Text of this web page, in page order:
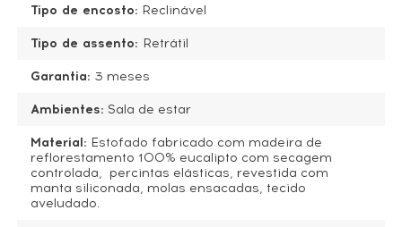
Tipo de encosto: Reclinável
Tipo de assento: Retrátil
Garantia: 3 meses
Ambientes: Sala de estar
Material: Estofado fabricado com madeira de
reflorestamento 100% eucalipto com secagem
controlada, percintas elásticas, revestida com
manta siliconada, molas ensacadas, tecido
aveludado.